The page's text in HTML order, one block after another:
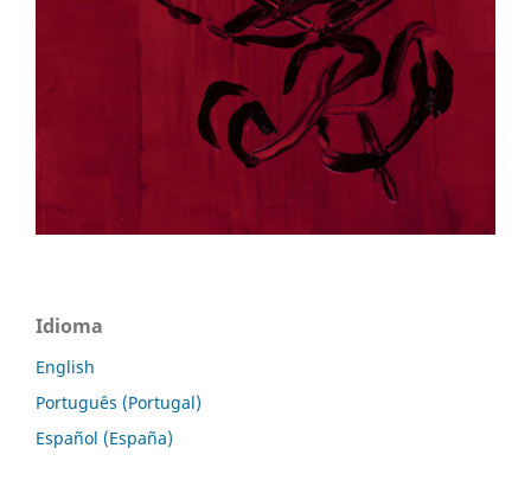
Idioma
English
Português (Portugal)
Español (España)